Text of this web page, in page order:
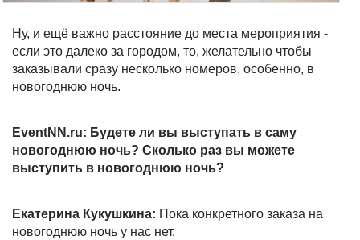
Ну, и ещё важно расстояние до места мероприятия -
если это далеко за городом, то, желательно чтобы
заказывали сразу несколько номеров, особенно, в
новогоднюю ночь.
EventNN.ru: Будете ли вы выступать в саму
новогоднюю ночь? Сколько раз вы можете
выступить в новогоднюю ночь?
Екатерина Кукушкина: Пока конкретного заказа на
новогоднюю ночь у нас нет.